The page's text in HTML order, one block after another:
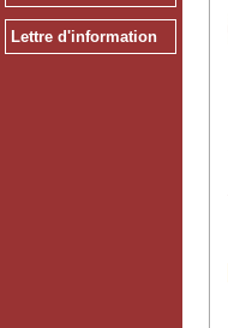
Lettre d'information